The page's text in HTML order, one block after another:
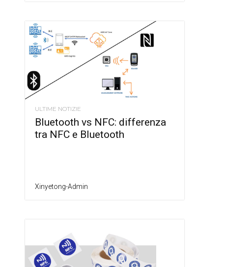
ULTIME NOTIZIE
Bluetooth vs NFC: differenza
tra NFC e Bluetooth
Xinyetong-Admin